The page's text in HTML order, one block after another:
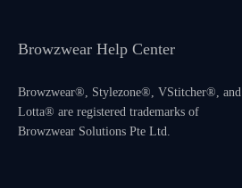
Browzwear Help Center
Browzwear®, Stylezone®, VStitcher®, and
Lotta® are registered trademarks of
Browzwear Solutions Pte Ltd.